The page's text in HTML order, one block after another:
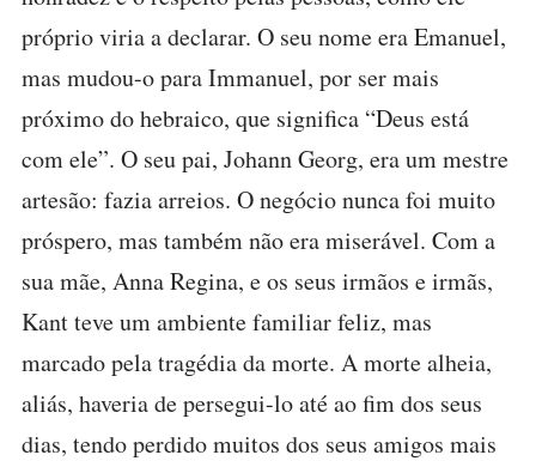
próprio viria a declarar. O seu nome era Emanuel,
mas mudou-o para Immanuel, por ser mais
próximo do hebraico, que significa “Deus está
com ele”. O seu pai, Johann Georg, era um mestre
artesão: fazia arreios. O negócio nunca foi muito
próspero, mas também não era miserável. Com a
sua mãe, Anna Regina, e os seus irmãos e irmãs,
Kant teve um ambiente familiar feliz, mas
marcado pela tragédia da morte. A morte alheia,
aliás, haveria de persegui-lo até ao fim dos seus
dias, tendo perdido muitos dos seus amigos mais